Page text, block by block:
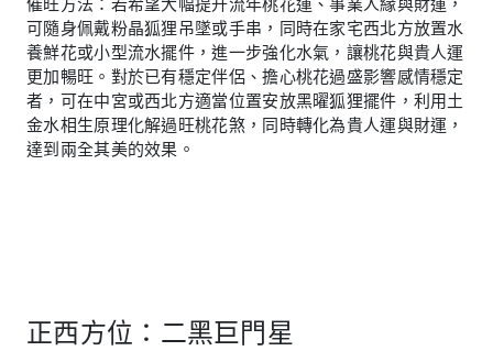
催旺方法：若希望大幅提升流年桃花運、事業人緣與財運，
可隨身佩戴粉晶狐狸吊墜或手串，同時在家宅西北方放置水
養鮮花或小型流水擺件，進一步強化水氣，讓桃花與貴人運
更加暢旺。對於已有穩定伴侶、擔心桃花過盛影響感情穩定
者，可在中宮或西北方適當位置安放黑曜狐狸擺件，利用土
金水相生原理化解過旺桃花煞，同時轉化為貴人運與財運，
達到兩全其美的效果。
正西方位：二黑巨門星